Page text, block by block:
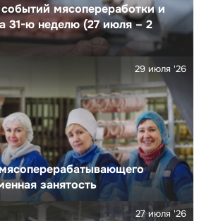
мясопереработки и
31-ю неделю (27 июля – 2
занятость
29 июля '26
27 июля '26